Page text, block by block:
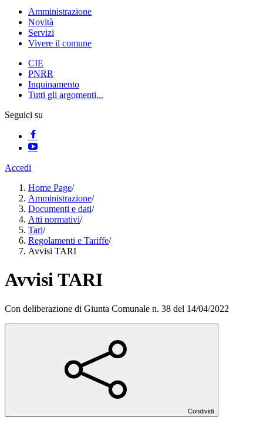
Amministrazione
Novità
Servizi
Vivere il comune
CIE
PNRR
Inquinamento
Tutti gli argomenti...
Seguici su
Accedi
Home Page/
Amministrazione/
Documenti e dati/
Atti normativi/
Tari/
Regolamenti e Tariffe/
Avvisi TARI
Avvisi TARI
Con deliberazione di Giunta Comunale n. 38 del 14/04/2022
Condividi